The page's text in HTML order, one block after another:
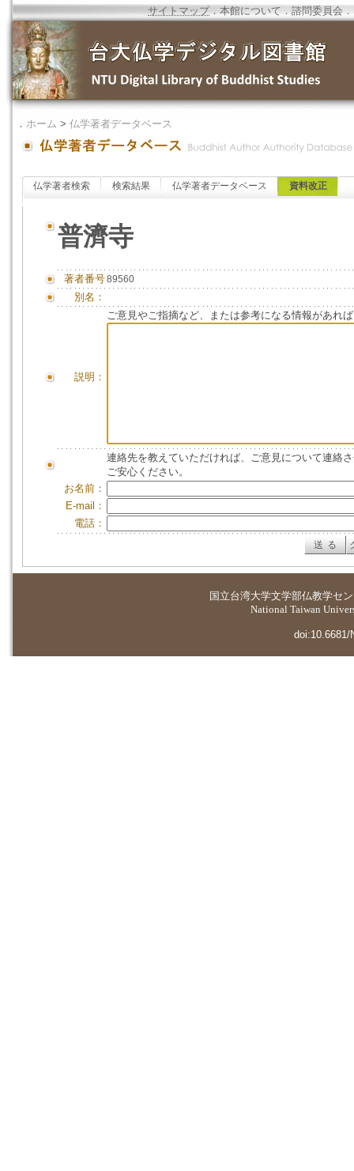
サイトマップ．本館について ．諮問委員会 ．
． ホーム > 仏学著者データベース
仏学著者検索 検索結果 仏学著者データベース 資料改正
普濟寺
著者番号89560
別名：
説明：
ご意見やご指摘など、または参考になる情報があれ
連絡先を教えていただければ、ご意見について連絡
ご安心ください。
お名前：
E-mail：
電話：
国立台湾大学文学部仏教学セ
National Taiwan
doi:10.6681/